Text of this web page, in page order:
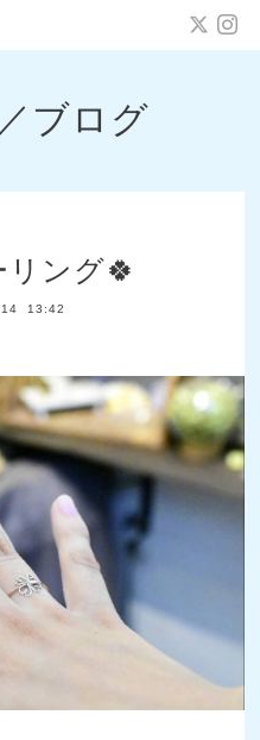
ブログ
ング🍀
14 13:42